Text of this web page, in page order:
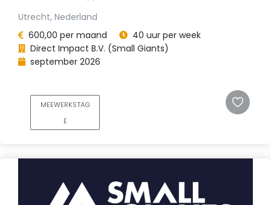
Utrecht, Nederland
600,00 per maand
40 uur per week
Direct Impact B.V. (Small Giants)
september 2026
MEEWERKSTAG
E